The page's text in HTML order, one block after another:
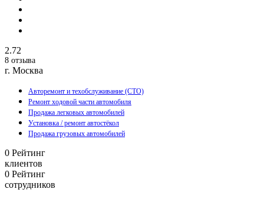
2.72
8 отзыва
г. Москва
Авторемонт и техобслуживание (СТО)
Ремонт ходовой части автомобиля
Продажа легковых автомобилей
Установка / ремонт автостёкол
Продажа грузовых автомобилей
0 Рейтинг
клиентов
0 Рейтинг
сотрудников